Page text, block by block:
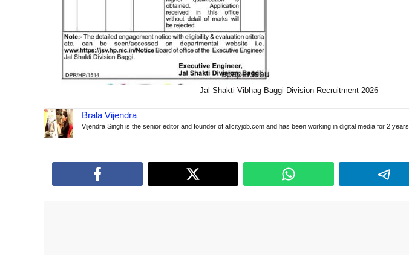
Jal Shakti Vibhag Baggi Division Recruitment 2026
Brala Vijendra
Vijendra Singh is the senior editor and founder of allcityjob.com and has been working in digital media for 2 years.